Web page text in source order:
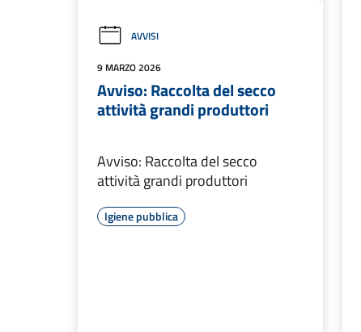
AVVISI
9 MARZO 2026
Avviso: Raccolta del secco
attività grandi produttori
Avviso: Raccolta del secco
attività grandi produttori
Igiene pubblica